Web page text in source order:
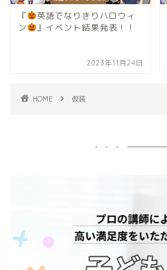
『
英語でなりきりハロウィ
ン
』イベント結果発表！！
2023年11月24日
HOME 仮装